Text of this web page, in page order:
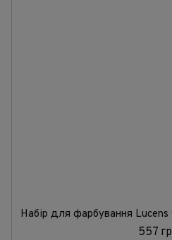
Набір для фарбування
557